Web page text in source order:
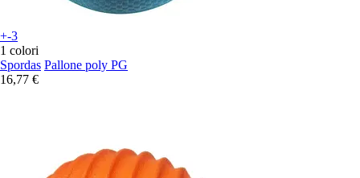
+-3
1 colori
Spordas Pallone poly PG
16,77 €